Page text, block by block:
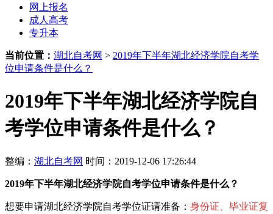
网上报名
成人高考
专升本
当前位置： 湖北自考网 > 2019年下半年湖北经济学院自考学
位申请条件是什么？
2019年下半年湖北经济学院自
考学位申请条件是什么？
整编： 湖北自考网 时间：2019-12-06 17:26:44
2019年下半年湖北经济学院自考学位申请条件是什么？
想要申请湖北经济学院自考学位证请准备： 身份证、毕业证复